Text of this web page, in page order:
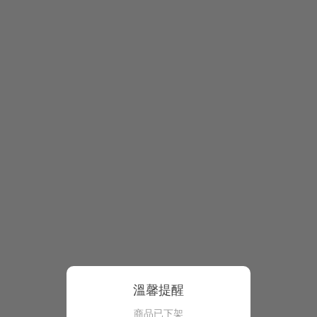
溫馨提醒
商品已下架